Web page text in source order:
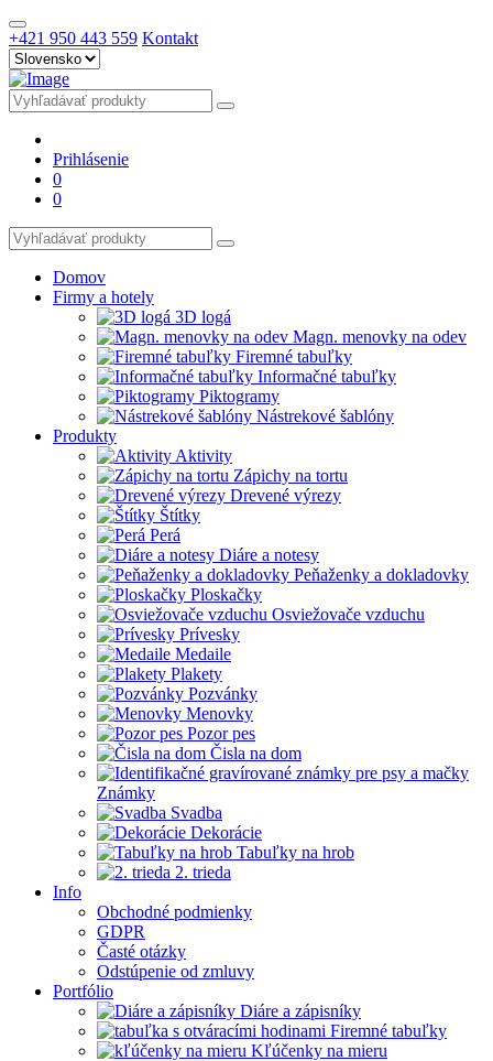
+421 950 443 559 Kontakt
Prihlásenie
0
0
Domov
Firmy a hotely
3D logá
Magn. menovky na odev
Firemné tabuľky
Informačné tabuľky
Piktogramy
Nástrekové šablóny
Produkty
Aktivity
Zápichy na tortu
Drevené výrezy
Štítky
Perá
Diáre a notesy
Peňaženky a dokladovky
Ploskačky
Osviežovače vzduchu
Prívesky
Medaile
Plakety
Pozvánky
Menovky
Pozor pes
Čisla na dom
Známky
Svadba
Dekorácie
Tabuľky na hrob
2. trieda
Info
Obchodné podmienky
GDPR
Časté otázky
Odstúpenie od zmluvy
Portfólio
Diáre a zápisníky
Firemné tabuľky
Kľúčenky na mieru